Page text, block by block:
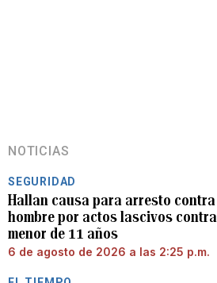
NOTICIAS
SEGURIDAD
Hallan causa para arresto contra
hombre por actos lascivos contra
menor de 11 años
6 de agosto de 2026 a las 2:25 p.m.